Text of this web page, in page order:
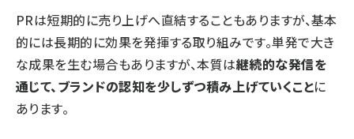
PRは短期的に売り上げへ直結することもありますが、基本
的には長期的に効果を発揮する取り組みです。単発で大き
な成果を生む場合もありますが、本質は継続的な発信を
通じて、ブランドの認知を少しずつ積み上げていくことに
あります。